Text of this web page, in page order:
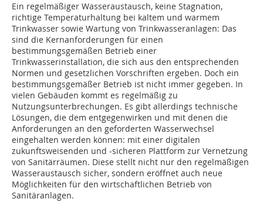
Ein regelmäßiger Wasseraustausch, keine Stagnation,
richtige Temperaturhaltung bei kaltem und warmem
Trinkwasser sowie Wartung von Trinkwasseranlagen: Das
sind die Kernanforderungen für einen
bestimmungsgemäßen Betrieb einer
Trinkwasserinstallation, die sich aus den entsprechenden
Normen und gesetzlichen Vorschriften ergeben. Doch ein
bestimmungsgemäßer Betrieb ist nicht immer gegeben. In
vielen Gebäuden kommt es regelmäßig zu
Nutzungsunterbrechungen. Es gibt allerdings technische
Lösungen, die dem entgegenwirken und mit denen die
Anforderungen an den geforderten Wasserwechsel
eingehalten werden können: mit einer digitalen
zukunftsweisenden und -sicheren Plattform zur Vernetzung
von Sanitärräumen. Diese stellt nicht nur den regelmäßigen
Wasseraustausch sicher, sondern eröffnet auch neue
Möglichkeiten für den wirtschaftlichen Betrieb von
Sanitäranlagen.